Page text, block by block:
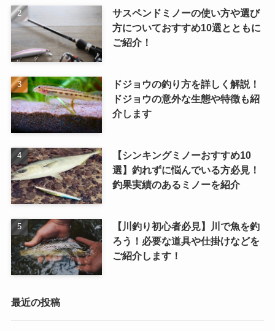
サスペンドミノーの使い方や選び
方についておすすめ10選とともに
ご紹介！
ドジョウの釣り方を詳しく解説！
ドジョウの意外な生態や特徴も紹
介します
【シンキングミノーおすすめ10
選】釣れずに悩んでいる方必見！
釣果実績のあるミノーを紹介
【川釣り初心者必見】川で魚を釣
ろう！必要な道具や仕掛けなどを
ご紹介します！
最近の投稿